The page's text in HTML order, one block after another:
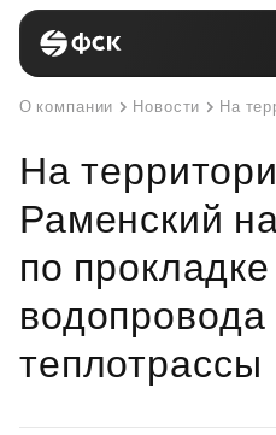
О компании Новости На
На
Раменский
по прокладке
водопровода
теплотрассы